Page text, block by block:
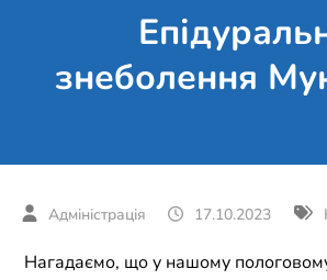
знеболення
17.10.2023
Нагадаємо, що у нашому пологовому